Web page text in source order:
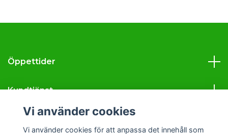
Öppettider
Kundtjänst
Läs mer
Vi använder cookies
Vi använder cookies för att anpassa det innehåll som